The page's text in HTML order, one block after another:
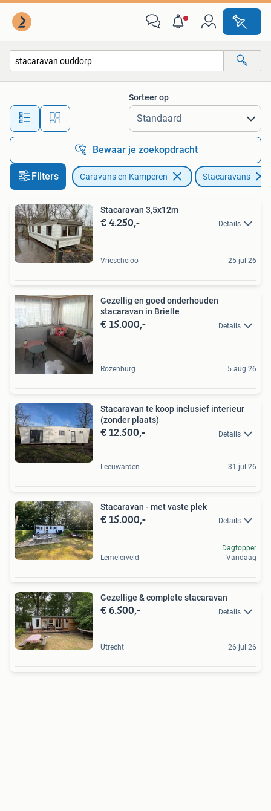
Alle afstanden…
Sorteer op
Bewaar je zoekopdracht
Filters Caravans en Kamperen Stacaravans
Stacaravan 3,5x12m
€ 4.250,- Details
Vriescheloo 25 jul 26
Gezellig en goed onderhouden
stacaravan in Brielle
€ 15.000,- Details
Rozenburg 5 aug 26
Stacaravan te koop inclusief interieur
(zonder plaats)
€ 12.500,- Details
Leeuwarden 31 jul 26
Stacaravan - met vaste plek
€ 15.000,- Details
Lemelerveld
Dagtopper
Vandaag
Gezellige & complete stacaravan
€ 6.500,- Details
Utrecht 26 jul 26